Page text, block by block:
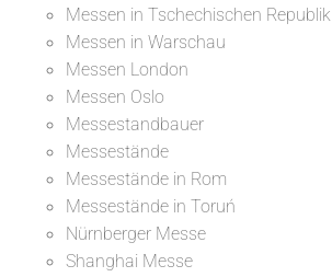
Messen in Tschechischen Republik
Messen in Warschau
Messen London
Messen Oslo
Messestandbauer
Messestände
Messestände in Rom
Messestände in Toruń
Nürnberger Messe
Shanghai Messe